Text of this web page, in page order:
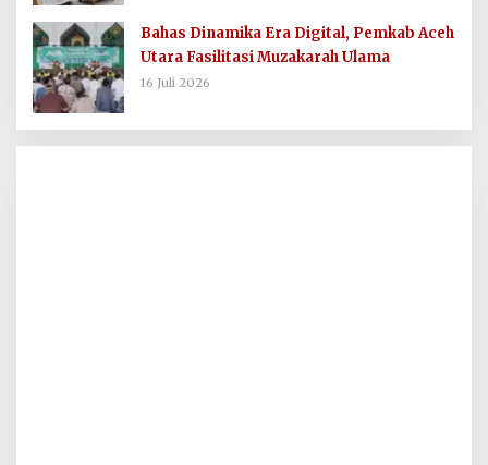
Bahas Dinamika Era Digital, Pemkab Aceh
Utara Fasilitasi Muzakarah Ulama
16 Juli 2026